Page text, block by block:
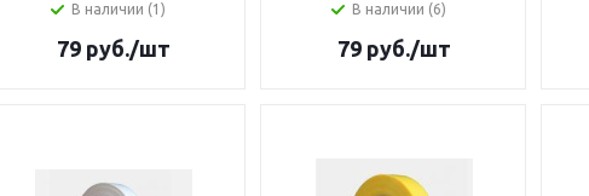
В наличии (1)
79руб./шт
В наличии (6)
79руб./шт